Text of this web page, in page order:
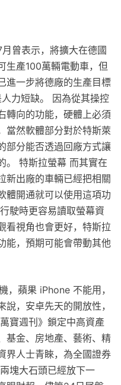
月曾表示，將擴大在德國
生產100萬輛電動車，但
進一步將德廠的生產目標
力短缺。 因為從其操控
轉向的功能，硬體上必須
當然軟體部分對於特斯萊
部分能否透過回廠方式讓
。 特斯拉螢幕 而其實在
新出廠的車輛已經把相關
體開通就可以使用這項功
駛時更容易讀取螢幕資
看視角也會更好，特斯拉
能，預期可能會帶動其他
蘋果 iPhone 不能用，
，安卓先天的開放性，
寶週刊》鎖定中高資產
基金、房地產、藝術、精
界人士青睞，為全國證券
塊大石頭已經放下一